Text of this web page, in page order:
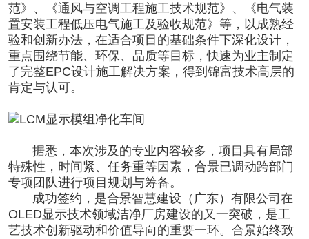
范》、《通风与空调工程施工技术规范》、《电气装
置安装工程低压电气施工及验收规范》等， 以成熟经
验和创新办法，在适合项目的基础条件下深化设计，
重点围绕节能、环保、品质等目标，快速为业主制定
了完整EPC设计施工解决方案 ，得到锦富技术高层的
肯定与认可。
据悉，本次涉及的专业内容较多，项目具有局部
特殊性，时间紧、任务重等因素， 合景已调动跨部门
专项团队进行项目规划与筹备。
成功签约，是合景智慧建设（广东）有限公司在
OLED显示技术领域洁净厂房建设的又一突破 ，是工
艺技术创新驱动和价值导向的重要一环。合景始终致